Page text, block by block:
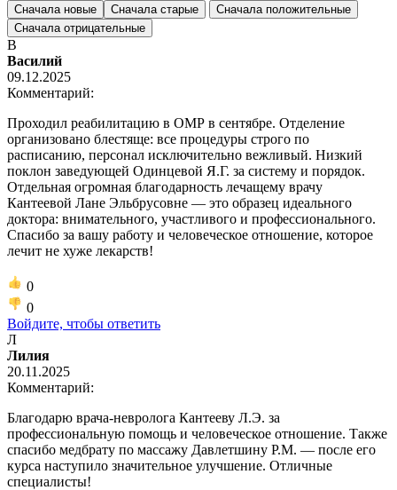
Сначала новые Сначала старые
Сначала положительные
Сначала отрицательные
В
Василий
09.12.2025
Комментарий:
Проходил реабилитацию в ОМР в сентябре. Отделение
организовано блестяще: все процедуры строго по
расписанию, персонал исключительно вежливый. Низкий
поклон заведующей Одинцевой Я.Г. за систему и порядок.
Отдельная огромная благодарность лечащему врачу
Кантеевой Лане Эльбрусовне — это образец идеального
доктора: внимательного, участливого и профессионального.
Спасибо за вашу работу и человеческое отношение, которое
лечит не хуже лекарств!
0
0
Войдите, чтобы ответить
Л
Лилия
20.11.2025
Комментарий:
Благодарю врача-невролога Кантееву Л.Э. за
профессиональную помощь и человеческое отношение. Также
спасибо медбрату по массажу Давлетшину Р.М. — после его
курса наступило значительное улучшение. Отличные
специалисты!